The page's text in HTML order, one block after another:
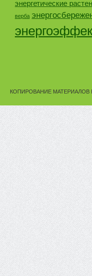
энергетические
верба
КОПИРОВАНИЕ МАТЕРИАЛОВ